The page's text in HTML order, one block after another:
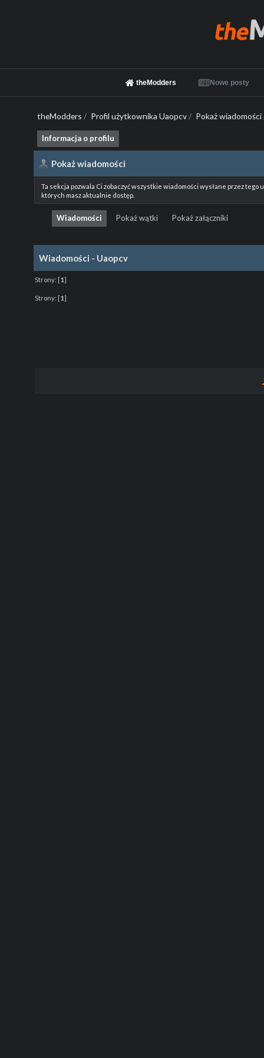
theModders Nowe posty
theModders / Profil użytkownika Uaopcv/ Pokaż wiadomości
Informacja o profilu
Pokaż wiadomości
Ta sekcja pozwala Ci zobaczyć wszystkie wiadomości wysłane przez
których masz aktualnie dostęp.
Wiadomości Pokaż wątki Pokaż załączniki
Wiadomości - Uaopcv
Strony: [1]
Strony: [1]